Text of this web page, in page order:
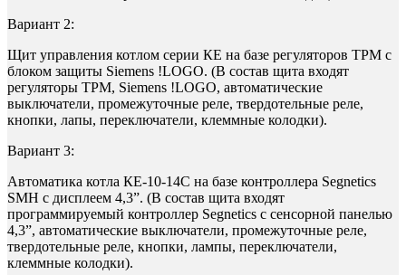
Вариант 2:
Щит управления котлом серии КЕ на базе регуляторов ТРМ с
блоком защиты Siemens !LOGO. (В состав щита входят
регуляторы ТРМ, Siemens !LOGO, автоматические
выключатели, промежуточные реле, твердотельные реле,
кнопки, лапы, переключатели, клеммные колодки).
Вариант 3:
Автоматика котла КЕ-10-14С на базе контроллера Segnetics
SMH с дисплеем 4,3”. (В состав щита входят
программируемый контроллер Segnetics с сенсорной панелью
4,3”, автоматические выключатели, промежуточные реле,
твердотельные реле, кнопки, лампы, переключатели,
клеммные колодки).